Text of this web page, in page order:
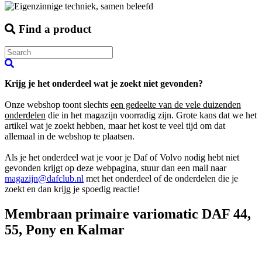
Find a product
Krijg je het onderdeel wat je zoekt niet gevonden?
Onze webshop toont slechts een gedeelte van de vele duizenden
onderdelen die in het magazijn voorradig zijn. Grote kans dat we het
artikel wat je zoekt hebben, maar het kost te veel tijd om dat
allemaal in de webshop te plaatsen.
Als je het onderdeel wat je voor je Daf of Volvo nodig hebt niet
gevonden krijgt op deze webpagina, stuur dan een mail naar
magazijn@dafclub.nl met het onderdeel of de onderdelen die je
zoekt en dan krijg je spoedig reactie!
Membraan primaire variomatic DAF 44,
55, Pony en Kalmar